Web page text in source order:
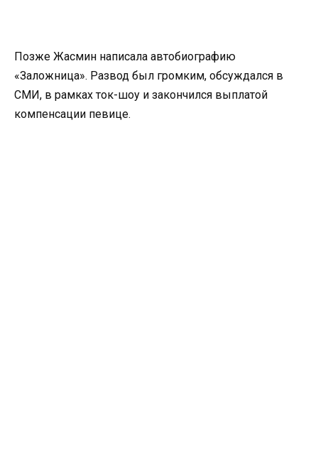
Позже Жасмин написала автобиографию
«Заложница». Развод был громким, обсуждался в
СМИ, в рамках ток-шоу и закончился выплатой
компенсации певице.